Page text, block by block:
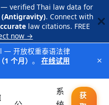
— verified Thai law data for
(Antigravity). Connect with
law citations. FREE
now →
— 开放权重泰语法律
个月） 。
在线试用
×
系
获